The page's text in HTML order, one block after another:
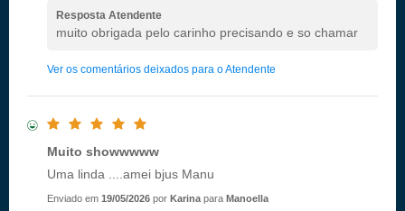
Resposta Atendente
muito obrigada pelo carinho precisando e so chamar
Ver os comentários deixados para o Atendente
Muito showwwww
Uma linda ....amei bjus Manu
Enviado em 19/05/2026 por Karinapara Manoella